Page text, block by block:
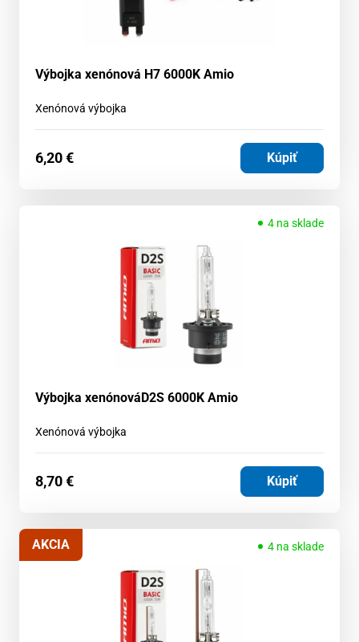
Výbojka xenónová H7 6000K Amio
Xenónová výbojka
6,20€ Kúpiť
4 na sklade
Výbojka xenónováD2S 6000K Amio
Xenónová výbojka
8,70€ Kúpiť
4 na sklade
AKCIA